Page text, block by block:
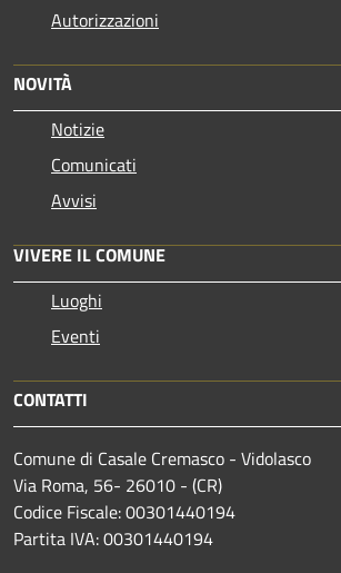
Autorizzazioni
NOVITÀ
Notizie
Comunicati
Avvisi
VIVERE IL COMUNE
Luoghi
Eventi
CONTATTI
Comune di Casale Cremasco - Vidolasco
Via Roma, 56- 26010 - (CR)
Codice Fiscale: 00301440194
Partita IVA: 00301440194